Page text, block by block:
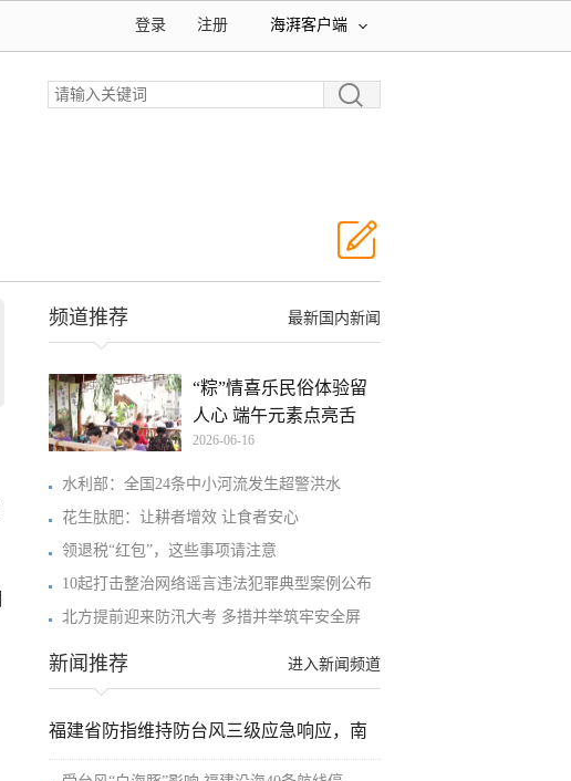
海湃客户端
注册
登录
最新国内新闻
频道推荐
“粽”情喜乐民俗体验留
人心 端午元素点亮舌
2026-06-16
水利部：全国24条中小河流发生超警洪水
花生肽肥：让耕者增效 让食者安心
领退税“红包”，这些事项请注意
10起打击整治网络谣言违法犯罪典型案例公布
北方提前迎来防汛大考 多措并举筑牢安全屏
进入新闻频道
新闻推荐
福建省防指维持防台风三级应急响应，南